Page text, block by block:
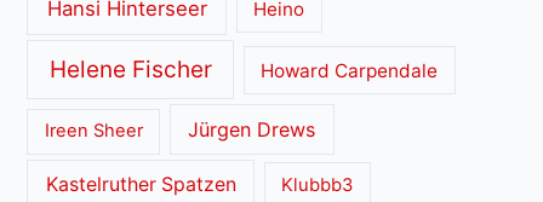
Hansi Hinterseer Heino
Helene Fischer Howard Carpendale
Ireen Sheer Jürgen Drews
Kastelruther Spatzen Klubbb3